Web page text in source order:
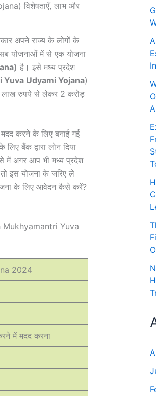
विशेषताएँ, लाभ और
अपने राज्य के लोगों के
योजनाओं में से एक योजना
है। इसे मध्य प्रदेश
Udyami Yojana)
लाख रुपये से लेकर 2 करोड़
मदद करने के लिए बनाई गई
बैंक द्वारा लोन दिया
में अगर आप भी मध्य प्रदेश
इस योजना के जरिए ले
के लिए आवेदन कैसे करें?
Mukhyamantri Yuva
2024
में मदद करना